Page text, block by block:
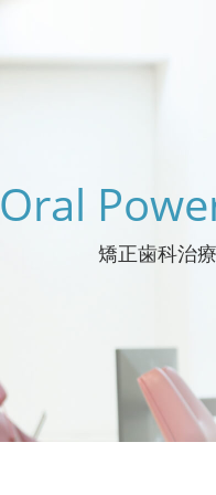
Oral
矯正歯科治